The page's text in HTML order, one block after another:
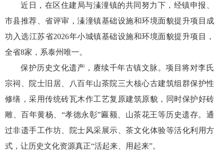
近日，在区住建局与溱潼镇的共同努力下，经镇申报、
市县推荐、省评审，溱潼镇基础设施和环境面貌提升项目 成
功入选江苏省2026年小城镇基础设施和环境面貌提升项目，
全省8家，系泰州唯一。
保护历史文化遗产，赓续千年古镇文脉。项目将对李氏
宗祠、院士旧居、八百年山茶院三大核心古建筑组群保护性
修缮，采用传统砖瓦木作工艺复原建筑原貌，同时保护好砖
雕、百年黄杨、“孝德永彰”匾额、山茶花王等历史遗存。通
过非遗手工作坊、院士风采展示、茶文化体验等活化利用方
式，让历史文化资源真正“活起来、用起来”。